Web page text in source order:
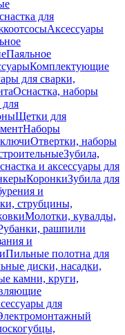
для
Аксессуары
Паяльное
Комплектующие
для сварки,
Оснастка, наборы
Щетки для
Наборы
Отвертки, наборы
Зубила,
и аксессуары для
КоронкиЗубила для
и
струбцины,
Молотки, кувалды,
рашпили
и
Пильные полотна для
диски, насадки,
камни, круги,
для